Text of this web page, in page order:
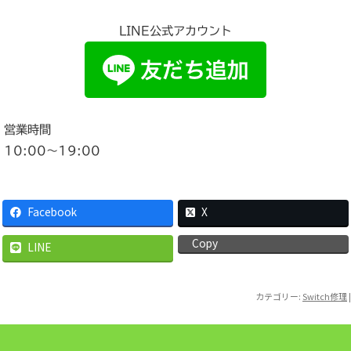
LINE公式アカウント
営業時間
10:00〜19:00
Facebook X
LINE Copy
カテゴリー: Switch修理|